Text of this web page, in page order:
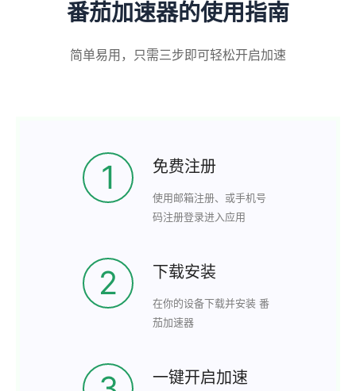
番茄加速器的使用指南
简单易用，只需三步即可轻松开启加速
1 免费注册
使用邮箱注册、或手机号
码注册登录进入应用
2 下载安装
在你的设备下载并安装 番
茄加速器
一键开启加速